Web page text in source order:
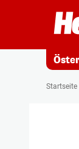
Startseite